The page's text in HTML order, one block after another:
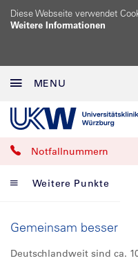
Diese Webseite verwendet
Weitere Informationen
MENU
Notfallnummern
Weitere Punkte
Gemeinsam besser
Deutschlandweit sind ca.